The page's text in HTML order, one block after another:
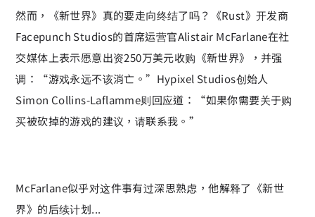
然而，《新世界》真的要走向终结了吗？《Rust》开发商
Facepunch Studios的首席运营官Alistair McFarlane在社
交媒体上表示愿意出资250万美元收购《新世界》，并强
调：“游戏永远不该消亡。”Hypixel Studios创始人
Simon Collins-Laflamme则回应道：“如果你需要关于购
买被砍掉的游戏的建议，请联系我。”
McFarlane似乎对这件事有过深思熟虑，他解释了《新世
界》的后续计划...